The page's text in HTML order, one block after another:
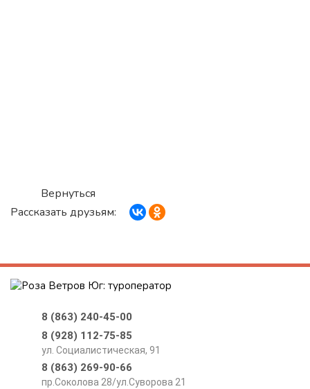
Вернуться
Рассказать друзьям:
8 (863) 240-45-00
8 (928) 112-75-85
ул. Социалистическая, 91
8 (863) 269-90-66
пр.Соколова 28/ул.Суворова 21